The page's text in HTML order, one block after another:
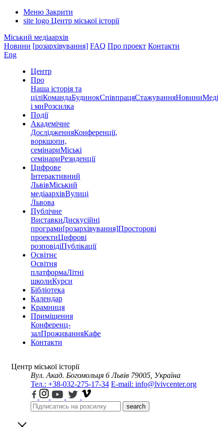
Меню Закрити
site logo Центр міської історії
Міський медіаархів
Новини [розархівування] FAQ Про проект Контакти
Eng
Центр
Про
Наша історія та
ціліКомандаБудинокСпівпрацяСтажуванняНовини
і миРозсилка
Події
Академічне
ДослідженняКонференції,
воркшопи,
семінариМіські
семінариРезиденції
Цифрове
Інтерактивний
ЛьвівМіський
медіаархівВулиці
Львова
Публічне
ВиставкиДискусійні
програми[розархівування]Просторові
проектиЦифрові
розповідіПублікації
Освітнє
Освітня
платформаЛітні
школиКурси
Бібліотека
Календар
Крамниця
Приміщення
Конференц-
залПроживанняКафе
Контакти
Центр міської історії
Вул. Акад. Богомольця 6 Львів 79005, Україна
Тел.: +38-032-275-17-34 E-mail: info@lvivcenter.org
search